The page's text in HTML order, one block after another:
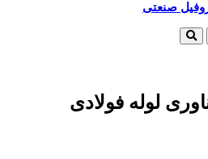
صنعتی
لوله فولادی